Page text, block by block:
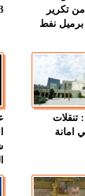
تكرير
برميل نفط
13
تنقلات
امانة